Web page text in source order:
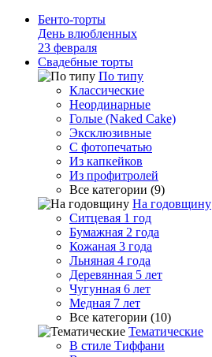
Бенто-торты
День влюбленных
23 февраля
Свадебные торты
По типу
Классические
Неординарные
Голые (Naked Cake)
Эксклюзивные
С фотопечатью
Из капкейков
Из профитролей
Все категории (9)
На годовщину
Ситцевая 1 год
Бумажная 2 года
Кожаная 3 года
Льняная 4 года
Деревянная 5 лет
Чугунная 6 лет
Медная 7 лет
Все категории (10)
Тематические
В стиле Тиффани